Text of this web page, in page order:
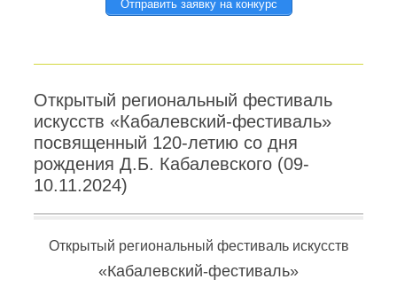
Отправить заявку на конкурс
Открытый региональный фестиваль
искусств «Кабалевский-фестиваль»
посвященный 120-летию со дня
рождения Д.Б. Кабалевского (09-
10.11.2024)
Открытый региональный фестиваль искусств
«Кабалевский-фестиваль»